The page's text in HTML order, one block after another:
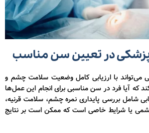
در تعیین سن مناسب
با ارزیابی کامل وضعیت سلامت چشم و
که آیا فرد در سن مناسبی برای انجام این عمل‌ها
شامل بررسی پایداری نمره چشم، سلامت قرنیه،
یا شرایط خاصی است که ممکن است بر نتایج